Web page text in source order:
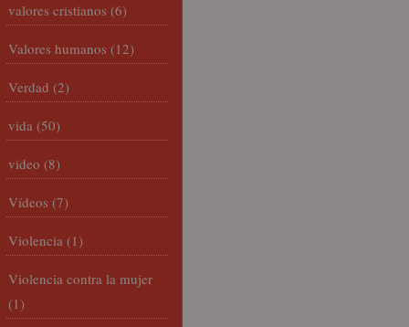
valores cristianos (6)
Valores humanos (12)
Verdad (2)
vida (50)
video (8)
Vídeos (7)
Violencia (1)
Violencia contra la mujer
(1)